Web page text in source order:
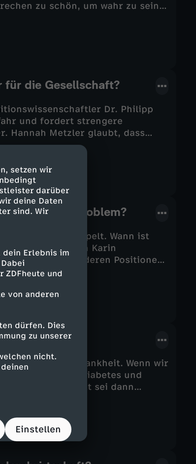
setzen wir
darüber
deine Daten
sind. Wir
Erlebnis im
ZDFheute und
von anderen
dürfen. Dies
zu unserer
nicht.
Einstellen
zu schön, um wahr zu sein?
für die Gesellschaft?
Dr. Philipp
und fordert strengere
Hannah Metzler glaubt, dass
– wenn wir lernen, damit
wirklich? Und wie sehr
größtes Problem?
dreimal verdoppelt. Wann ist
trifft die Ethikerin Karin
zwei Personen, deren Positionen
eine heilbare Krankheit. Wenn wir
Demenz, Diabetes und
Unsterblichkeit sei dann
Er spricht mit Felix